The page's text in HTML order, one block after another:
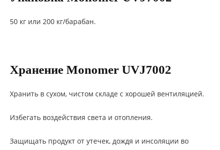
50 кг или 200 кг/барабан.
Хранение Monomer UVJ7002
Хранить в сухом, чистом складе с хорошей вентиляцией.
Избегать воздействия света и отопления.
Защищать продукт от утечек, дождя и инсоляции во